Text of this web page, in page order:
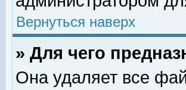
Вернуться наверх
» Для чего
Она удаляет все